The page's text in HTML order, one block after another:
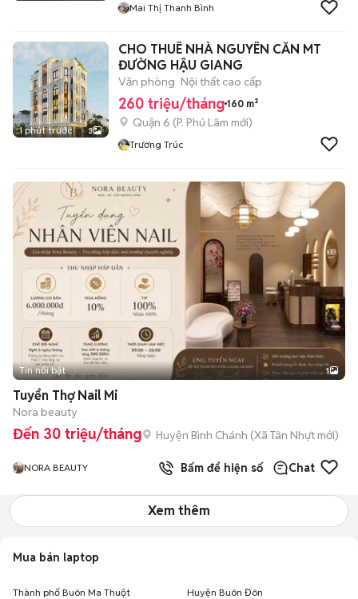
Mai Thị Thanh Bình
1 phút trước 3
CHO THUÊ NHÀ NGUYÊN CĂN MT
ĐƯỜNG HẬU GIANG
Văn phòng Nội thất cao cấp
260 triệu/tháng 160 m²
Quận 6 (P. Phú Lâm mới)
Trương Trúc
Tin nổi bật 1
Tuyển Thợ Nail Mi
Nora beauty
Đến 30 triệu/tháng Huyện Bình Chánh (Xã Tân Nhựt mới)
NORA BEAUTY Bấm để hiện số Chat
Xem thêm
Mua bán laptop
Thành phố Buôn Ma Thuột Huyện Buôn Đôn